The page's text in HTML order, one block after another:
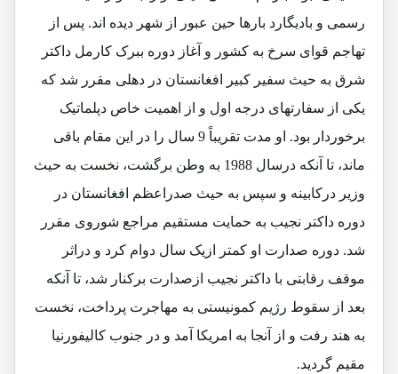
رسمی و بادیگارد بارها حین عبور از شهر دیده اند. پس از
تهاجم قوای سرخ به کشور و آغاز دوره ببرک کارمل داکتر
شرق به حیث سفیر کبیر افغانستان در دهلی مقرر شد که
یکی از سفارتهای درجه اول و از اهمیت خاص دپلماتیک
برخوردار بود. او مدت تقریباً 9 سال را در این مقام باقی
ماند، تا آنکه درسال 1988 به وطن برگشت، نخست به حیث
وزیر درکابینه و سپس به حیث صدراعظم افغانستان در
دوره داکتر نجیب به حمایت مستقیم مراجع شوروی مقرر
شد. دوره صدارت او کمتر ازیک سال دوام کرد و دراثر
موقف رقابتی با داکتر نجیب ازصدارت برکنار شد، تا آنکه
بعد از سقوط رژیم کمونیستی به مهاجرت پرداخت، نخست
به هند رفت و از آنجا به امریکا آمد و در جنوب کالیفورنیا
مقیم گردید.